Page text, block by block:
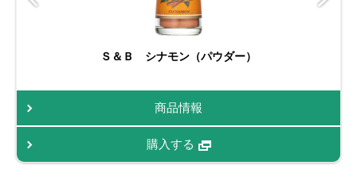
Ｓ＆Ｂ シナモン（パウダー）
商品情報
購入する